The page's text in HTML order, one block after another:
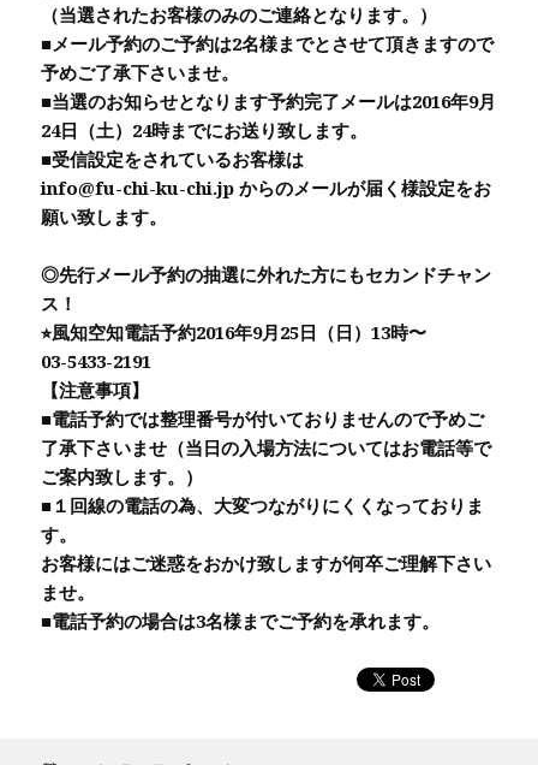
（当選されたお客様のみのご連絡となります。）
■メール予約のご予約は2名様までとさせて頂きますので
予めご了承下さいませ。
■当選のお知らせとなります予約完了メールは2016年9月
24日（土）24時までにお送り致します。
■受信設定をされているお客様は
info@fu-chi-ku-chi.jp からのメールが届く様設定をお
願い致します。
◎先行メール予約の抽選に外れた方にもセカンドチャン
ス！
⭐︎風知空知電話予約2016年9月25日（日）13時〜
03-5433-2191
【注意事項】
■電話予約では整理番号が付いておりませんので予めご
了承下さいませ（当日の入場方法についてはお電話等で
ご案内致します。）
■１回線の電話の為、大変つながりにくくなっておりま
す。
お客様にはご迷惑をおかけ致しますが何卒ご理解下さい
ませ。
■電話予約の場合は3名様までご予約を承れます。